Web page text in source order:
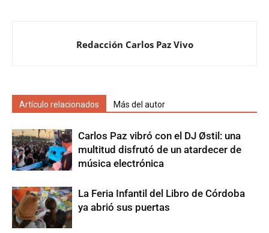
Redacción Carlos Paz Vivo
Artículo relacionados Más del autor
Carlos Paz vibró con el DJ Østil: una
multitud disfrutó de un atardecer de
música electrónica
La Feria Infantil del Libro de Córdoba
ya abrió sus puertas